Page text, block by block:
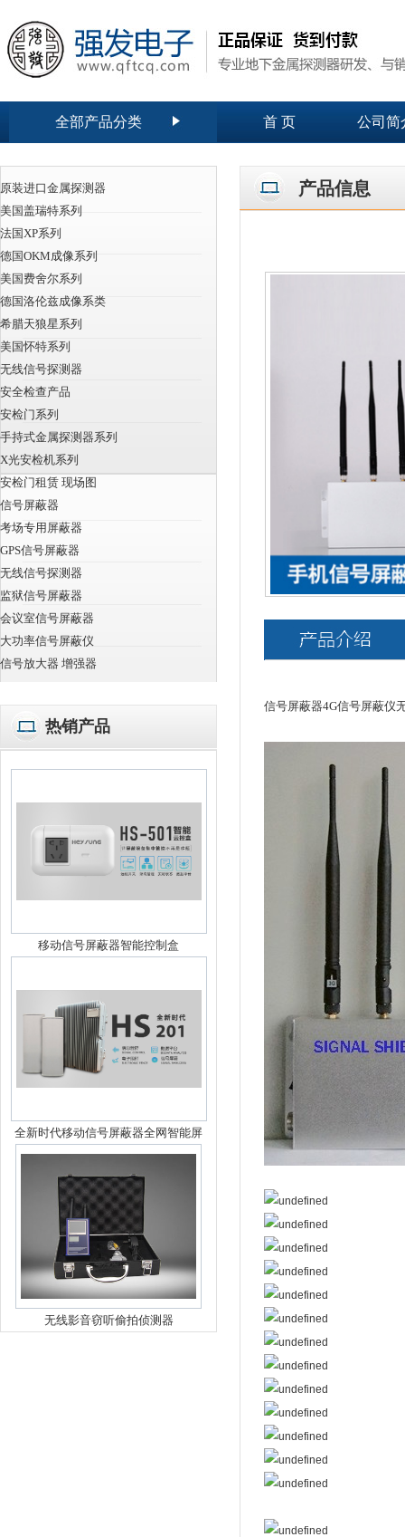
全部产品分类 首 页 公司简
原装进口金属探测器
美国盖瑞特系列
法国XP系列
德国OKM成像系列
美国费舍尔系列
德国洛伦兹成像系类
希腊天狼星系列
美国怀特系列
无线信号探测器
安全检查产品
安检门系列
手持式金属探测器系列
X光安检机系列
安检门租赁 现场图
信号屏蔽器
考场专用屏蔽器
GPS信号屏蔽器
无线信号探测器
监狱信号屏蔽器
会议室信号屏蔽器
大功率信号屏蔽仪
信号放大器 增强器
热销产品
移动信号屏蔽器智能控制盒
全新时代移动信号屏蔽器全网智能屏
无线影音窃听偷拍侦测器
产品信息
信号屏蔽器4G信号屏蔽仪